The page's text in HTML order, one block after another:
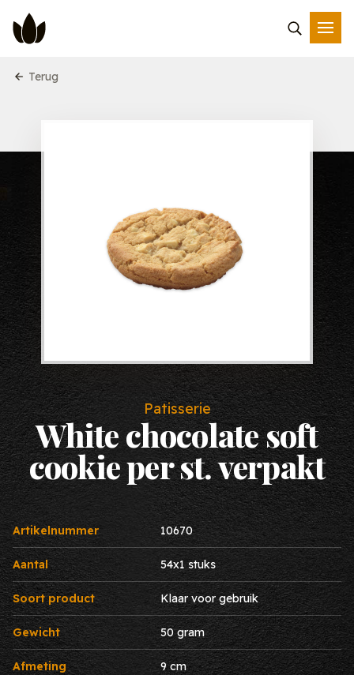
Terug
Patisserie
White chocolate soft
cookie per st. verpakt
Artikelnummer 10670
Aantal 54x1 stuks
Soort product Klaar voor gebruik
Gewicht 50 gram
Afmeting 9 cm